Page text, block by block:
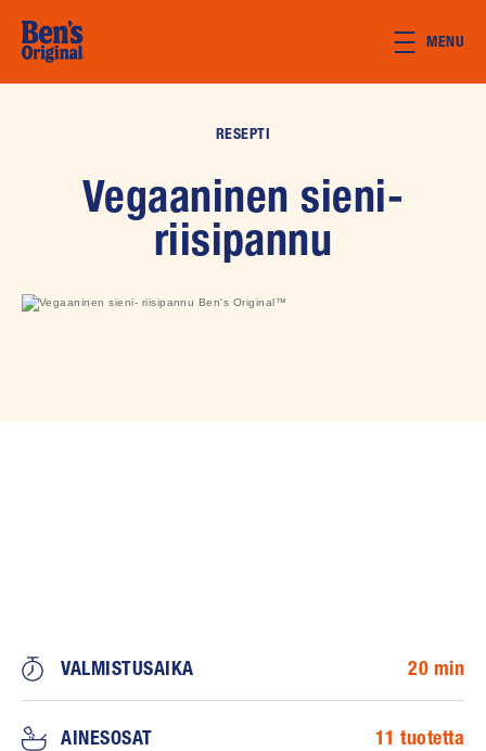
MENU
RESEPTI
Vegaaninen sieni-
riisipannu
VALMISTUSAIKA 20 min
AINESOSAT 11 tuotetta